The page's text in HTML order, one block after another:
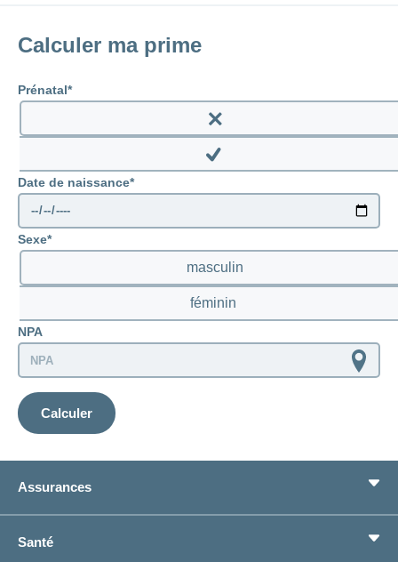
Calculer ma prime
Prénatal
Enable
prenatal
Disable
Date de naissance
Sexe
masculin
féminin
NPA
Calculer
Assurances
Assurances complémentaires
Santé